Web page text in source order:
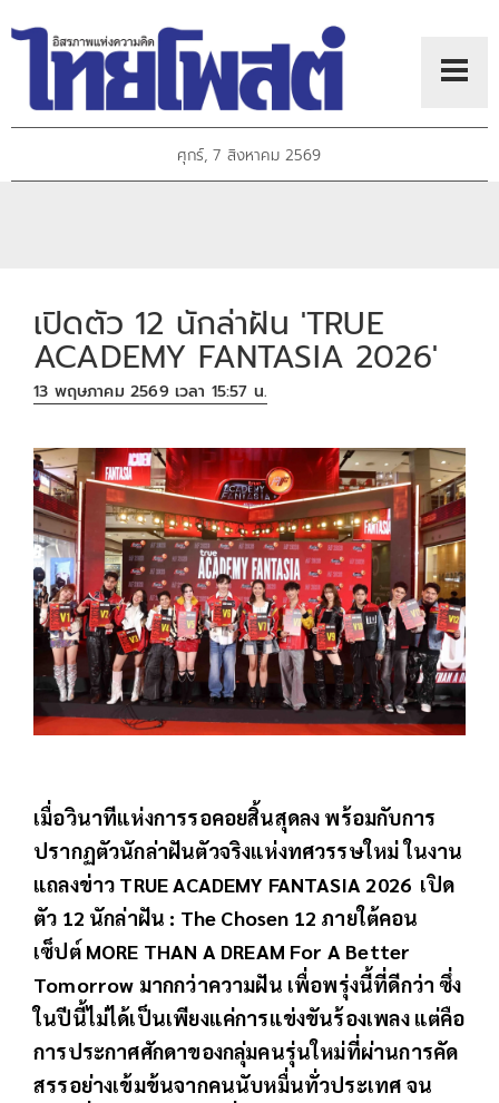
ศุกร์, 7 สิงหาคม 2569
เปิดตัว 12 นักล่าฝัน 'TRUE
ACADEMY FANTASIA 2026'
13 พฤษภาคม 2569 เวลา 15:57 น.
เมื่อวินาทีแห่งการรอคอยสิ้นสุดลง พร้อมกับการ
ปรากฏตัวนักล่าฝันตัวจริงแห่งทศวรรษใหม่ ในงาน
แถลงข่าว TRUE ACADEMY FANTASIA 2026 เปิด
ตัว 12 นักล่าฝัน : The Chosen 12 ภายใต้คอน
เซ็ปต์ MORE THAN A DREAM For A Better
Tomorrow มากกว่าความฝัน เพื่อพรุ่งนี้ที่ดีกว่า ซึ่ง
ในปีนี้ไม่ได้เป็นเพียงแค่การแข่งขันร้องเพลง แต่คือ
การประกาศศักดาของกลุ่มคนรุ่นใหม่ที่ผ่านการคัด
สรรอย่างเข้มข้นจากคนนับหมื่นทั่วประเทศ จน